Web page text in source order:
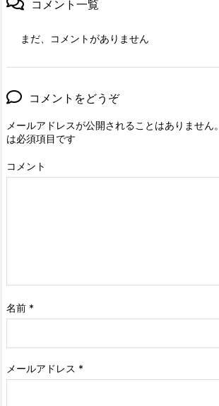
コメント一覧
まだ、コメントがありません
コメントをどうぞ
メールアドレスが公開されることはありません。
は必須項目です
コメント
名前 *
メールアドレス *